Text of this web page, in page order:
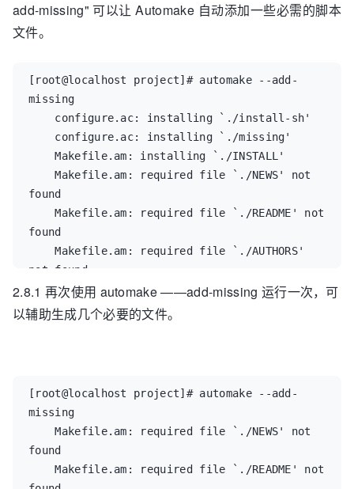
add-missing" 可以让 Automake 自动添加一些必需的脚本
文件。
[root@localhost project]# automake --add-
missing
    Makefile.am: installing `./INSTALL'
    Makefile.am: required file `./NEWS' not
found
    Makefile.am: required file `./README' not
found
    Makefile.am: required file `./AUTHORS'
not found
    Makefile.am: required file `./ChangeLog'
not found
2.8.1 再次使用 automake ——add-missing 运行一次，可
以辅助生成几个必要的文件。
[root@localhost project]# automake --add-
missing
    Makefile.am: required file `./NEWS' not
found
    Makefile.am: required file `./README' not